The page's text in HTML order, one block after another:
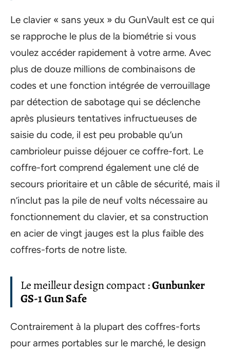
Le clavier « sans yeux » du GunVault est ce qui
se rapproche le plus de la biométrie si vous
voulez accéder rapidement à votre arme. Avec
plus de douze millions de combinaisons de
codes et une fonction intégrée de verrouillage
par détection de sabotage qui se déclenche
après plusieurs tentatives infructueuses de
saisie du code, il est peu probable qu’un
cambrioleur puisse déjouer ce coffre-fort. Le
coffre-fort comprend également une clé de
secours prioritaire et un câble de sécurité, mais il
n’inclut pas la pile de neuf volts nécessaire au
fonctionnement du clavier, et sa construction
en acier de vingt jauges est la plus faible des
coffres-forts de notre liste.
Le meilleur design compact :Gunbunker
GS-1 Gun Safe
Contrairement à la plupart des coffres-forts
pour armes portables sur le marché, le design